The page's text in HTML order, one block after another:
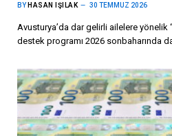
BY HASAN IŞILAK 30 TEMMUZ 2026
Avusturya’da dar gelirli ailelere yönelik
destek programı 2026 sonbaharında